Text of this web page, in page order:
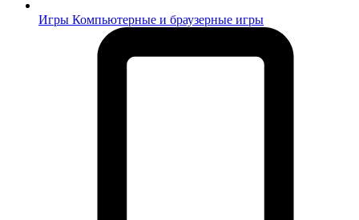
Игры Компьютерные и браузерные игры